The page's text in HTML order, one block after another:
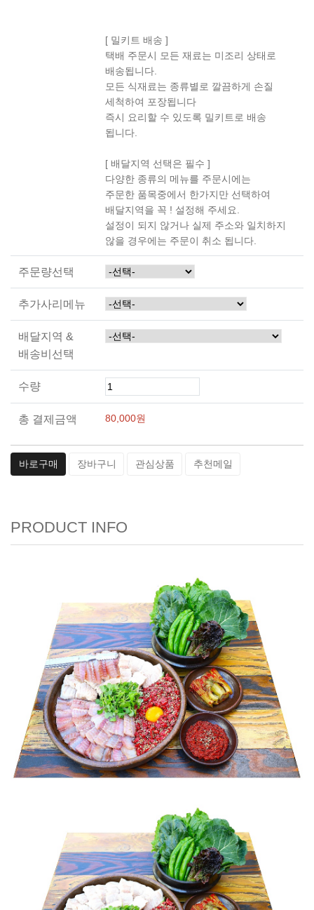
[ 밀키트 배송 ]
택배 주문시 모든 재료는 미조리 상태로
배송됩니다.
모든 식재료는 종류별로 깔끔하게 손질
세척하여 포장됩니다
즉시 요리할 수 있도록 밀키트로 배송
됩니다.
[ 배달지역 선택은 필수 ]
다양한 종류의 메뉴를 주문시에는
주문한 품목중에서 한가지만 선택하여
배달지역을 꼭 ! 설정해 주세요.
설정이 되지 않거나 실제 주소와 일치하지
않을 경우에는 주문이 취소 됩니다.
주문량선택
추가사리메뉴
배달지역 &
배송비선택
수량
총 결제금액 80,000원
바로구매 장바구니 관심상품 추천메일
PRODUCT INFO